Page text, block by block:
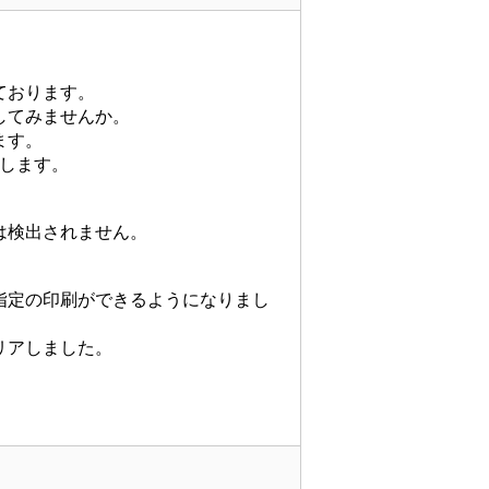
ります。
みませんか。
。
ます。
出されません。
の印刷ができるようになりまし
しました。